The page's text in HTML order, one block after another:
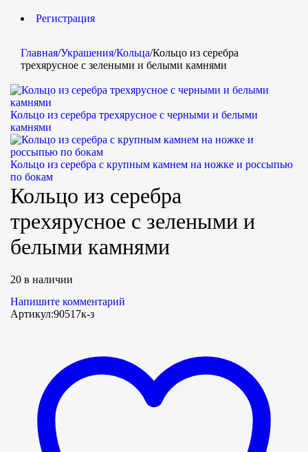
Регистрация
Главная/Украшения/Кольца/Кольцо из серебра
трехярусное с зелеными и белыми камнями
Кольцо из серебра трехярусное с черными и белыми
камнями
Кольцо из серебра с крупным камнем на ножке и россыпью
по бокам
Кольцо из серебра
трехярусное с зелеными и
белыми камнями
20 в наличии
Напишите комментарий
Артикул:90517к-з